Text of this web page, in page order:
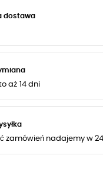
dostawa
aż 14 dni
zamówień nadajemy w